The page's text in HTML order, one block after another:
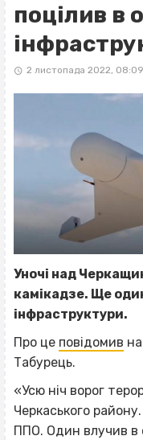
поцілив в
2 листопада 2022, 08:09
Уночі над
камікадзе. Ще
інфраструктури.
Про це повідомив
Табурець.
«Усю ніч ворог
Черкаського
ППО. Один влучив в